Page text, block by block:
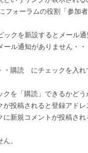
ォーラムの役割「参加
クを新設するとメール通
ル通知がありません・・
購読 にチェックを入れ
を「購読」できるかど
投稿されると登録アド
新規コメントが投稿さ
。